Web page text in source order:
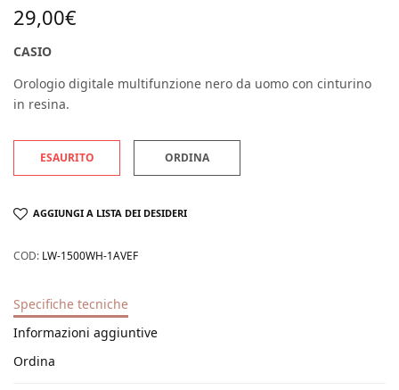
29,00€
CASIO
Orologio digitale multifunzione nero da uomo con cinturino
in resina.
ESAURITO ORDINA
AGGIUNGI A LISTA DEI DESIDERI
COD: LW-1500WH-1AVEF
Specifiche tecniche
Informazioni aggiuntive
Ordina